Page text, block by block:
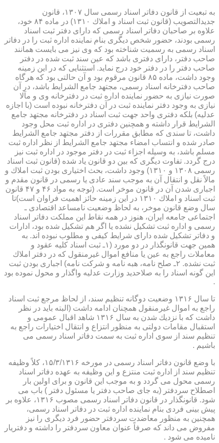
به تبعیت از قانون دفاتر اسناد رسمی سال ۱۳۰۷، قانون
جدیدالتصویب (قانون ثبت اسناد و املاك ۱۳۱۰) در ماده ۸۴ خود،
علاوه بر صاحبان دفاتر اسناد رسمی كه دارای دفتر ثبت اسناد
رسمی بودند، حضور شخص دیگری بنام نماینده اداره ثبت را در دفاتر
اسناد رسمی به رسمیت شناخته بود كه وی نیز می بایست همانند
صاحب دفتر، دارای دفتری باشد كه عین سند ثبت شده در دفتر
صاحب دفتر را در دفتر خود درج نماید. استثنایی كه در این زمینه
وجود داشت، ماده ۸۵ قانون مرقوم بود و آن حالتی بود كه هرگاه
صاحب دفترخانه اسناد رسمی، مجتهد جامع الشرایط باشد، در آن
صورت نیازی به حضور نماینده اداره ثبت در دفترخانه وی و مآلا
نیازی به وجود دفتر نماینده ثبت در آن دفترخانه نبوده است (با اجازه
عدلیه) بلكه دفتری واحد جهت ثبت اسناد در دفترخانه مجتهد جامع
الشرایط قرار داشته و همچنین دفتری در اداره ثبت محل وجود
داشت، تا سندی كه مطابق مقررات از دفتر مجتهد جامع الشرایط
صادر شده و انتساب امضاء مجتهد جامع الشرایط از نظر اداره ثبت
مسلم باشد، به وسیله اجزاء ثبت در دفتر موجود در اداره ثبت نیز
درج گردد. تفاوت دیگری كه بین دو قانون یاد شده (قانون ثبت اسناد
رسمی ۱۳۰۸ و ۱۳۱۰) وجود داشت، بحث اختیاری بودن ثبت املاك و
مالاً نقل و انتقال آن به موجب سند عادی یا رسمی در قانون مقدم و
اجباری شدن آن در قانون موخر است. (توجه به مواد ۴۶ و ۴۷ قانون
ثبت اسناد و املاك ۱۳۱۰ در این زمینه حائز اهمیت فراوان است)تا
سال وضع قانون موخر، به لحاظ وضعیت نامساعد اقتصادی ـ
اجتماعی جامعه ایران، هنوز در همه نقاط این مملكت دفاتر اسناد
رسمی و اداره ثبت تشكیل نشده یا اگر هم تشكیل شده بود، ادارات
و دفاتر تشكیل شده دارای شرایط كیفی و مطلوب نبوده اند. به
همین جهت قانونگذار در دو مورد (۱ـ ثبت اسناد كلیه عقود و
معاملات راجع به عین یا منافع اموال غیرمنقول كه در دفتر املاك
ثبت نشده. ۲ـ صلح نامه، هبه نامه و شركت نامه) اجباری بودن ثبت
این گونه اسناد را به صلاحدید وزارت عدلیه واگذار و محول نموده بود
.
تا سال ۱۳۱۶ وضعیت دوگانه تنظیم سند، از لحاظ مرجع ثبت اسناد
راجع به اموال غیرمنقول همچنان ادامه داشت (البته باید در نظر
داشت كه با نزدیك شدن به سال ۱۳۱۶ شاهد اقبال عمومی و
استقبال مقامات دولتی به منظور انتزاع و انتقال اختیارات راجع به
تنظیم سند از سوی اداره ثبت به سمت دفاتر اسناد رسمی می
باشیم .
با وضع قانون دفاتر اسناد رسمی در مورخه ۱۵/۳/۱۳۱۶، كلاً وظیفه
تنظیم سند از اداره ثبت منتزع و این وظیفه به عهده دفاتر اسناد
رسمی محول می گردد و به موجب این قانون و برای اولین بار
اصطلاح سردفتر (به جای صاحب دفتر یا مسئول دفتر ) باب می
شود. قانونگذار در قانون دفاتر اسناد رسمی مصوب ۱۳۱۶، علاوه بر
پیش بینی فردی بنام نماینده اداره ثبت در دفاتر اسناد رسمی،
همچنین به منظور معاضدت سردفتر حضور فرد دیگری را نیز
مفروض می داند كه صرفاً عنوان معاون سردفتر را داشته و دفتریار
نامیده می شود .